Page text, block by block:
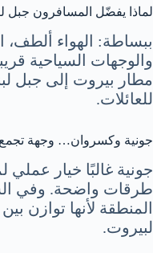
لماذا يفضّل المسافرون جبل
ببساطة: الهواء ألطف،
والوجهات السياحية
مطار بيروت إلى جبل
للعائلات.
جونية وكسروان… وجهة تجمع
جونية غالبًا خيار
طرقات واضحة. وفي
المنطقة لأنها توازن
لبيروت.